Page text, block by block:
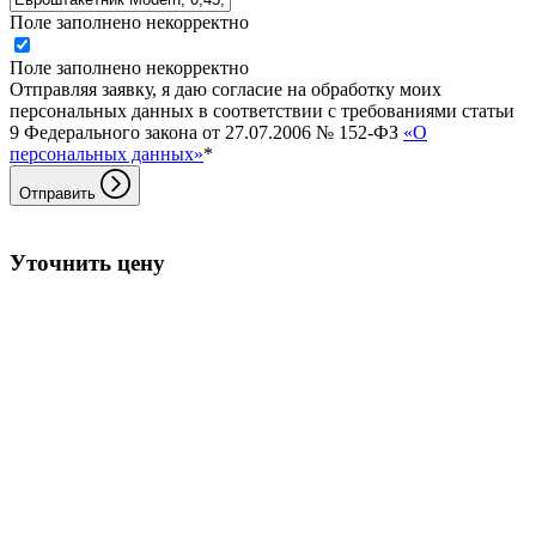
Поле заполнено некорректно
Поле заполнено некорректно
Отправляя заявку, я даю согласие на обработку моих
персональных данных в соответствии с требованиями статьи
9 Федерального закона от 27.07.2006 № 152-ФЗ «О
персональных данных»*
Отправить
Уточнить цену